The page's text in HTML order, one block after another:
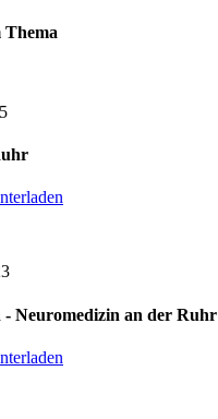
Thema
- Neuromedizin an der Ruhr